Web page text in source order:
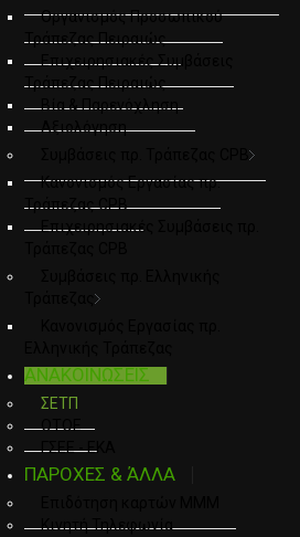
Οργανισμός Προσωπικού
Τράπεζας Πειραιώς
Επιχειρησιακές Συμβάσεις
Τράπεζας Πειραιώς
Βία & Παρενόχληση
Αξιολόγηση
Συμβάσεις πρ. Τράπεζας CPB
Κανονισμός Εργασίας πρ.
Τράπεζας CPB
Επιχειρησιακές Συμβάσεις πρ.
Τράπεζας
ΑΝΑΚΟΙΝΩΣΕΙΣ
ΣΕΤΠ
ΟΤΟΕ
ΓΣΕΕ - ΕΚΑ
ΠΑΡΟΧΕΣ & ΆΛΛΑ
Κινητή Τηλεφωνία